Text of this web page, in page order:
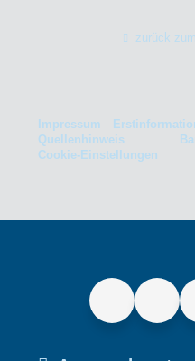
zurück
Impressum
Quellenhinweis
Cookie-Einstellungen